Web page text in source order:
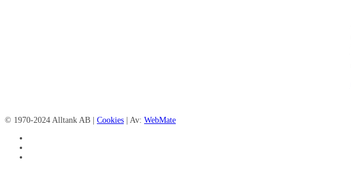
© 1970-2024 Alltank AB | Cookies | Av: WebMate